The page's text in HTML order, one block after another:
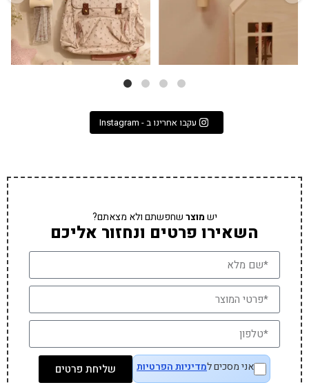
עקבו אחרינו ב - Instagram
ישמוצרשחפשתם ולא מצאתם?
השאירו פרטים ונחזור אליכם
אני מסכים למדיניות הפרטיות שליחת פרטים